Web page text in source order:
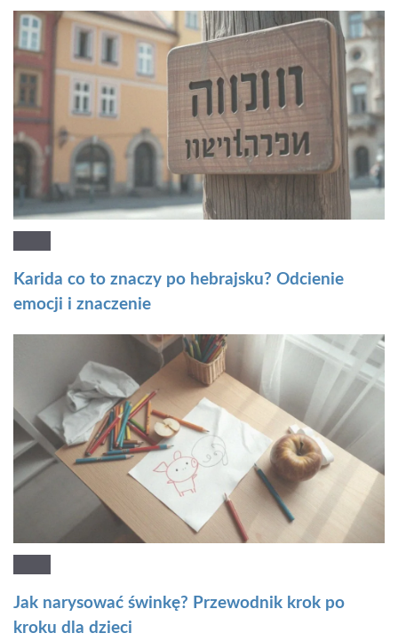
Karida co to znaczy po hebrajsku? Odcienie
emocji i znaczenie
Jak narysować świnkę? Przewodnik krok po
kroku dla dzieci